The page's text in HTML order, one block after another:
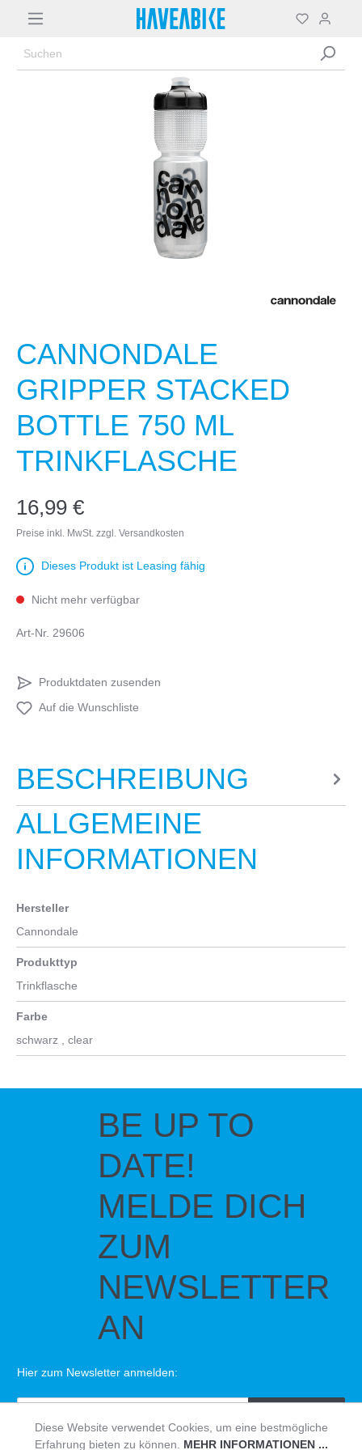
CANNONDALE
GRIPPER STACKED
BOTTLE 750 ML
TRINKFLASCHE
16,99 €
Preise inkl. MwSt. zzgl. Versandkosten
Dieses Produkt ist Leasing fähig
Nicht mehr verfügbar
Art-Nr. 29606
Produktdaten zusenden
Auf die Wunschliste
BESCHREIBUNG
ALLGEMEINE
INFORMATIONEN
Hersteller
Cannondale
Produkttyp
Trinkflasche
Farbe
schwarz , clear
BE UP TO
DATE!
MELDE DICH
ZUM
NEWSLETTER
AN
Hier zum Newsletter anmelden:
Diese Website verwendet Cookies, um eine bestmögliche
Erfahrung bieten zu können. MEHR INFORMATIONEN ...